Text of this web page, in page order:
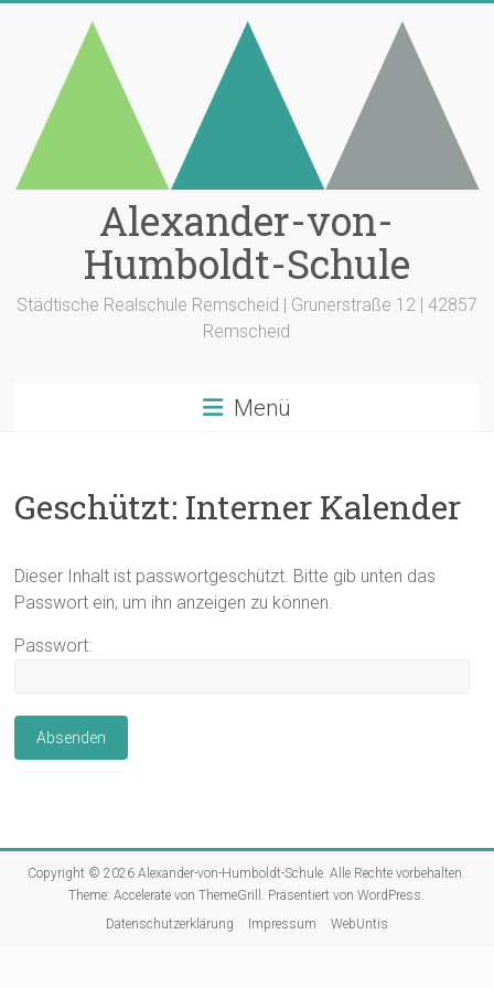
Alexander-von-
Humboldt-Schule
Städtische Realschule Remscheid | Grunerstraße 12 | 42857
Remscheid
Menü
Geschützt: Interner Kalender
Dieser Inhalt ist passwortgeschützt. Bitte gib unten das
Passwort ein, um ihn anzeigen zu können.
Passwort:
Copyright © 2026Alexander-von-Humboldt-Schule . Alle Rechte vorbehalten.
Theme:Accelerate von ThemeGrill. Präsentiert vonWordPress
Datenschutzerklärung
Impressum WebUntis